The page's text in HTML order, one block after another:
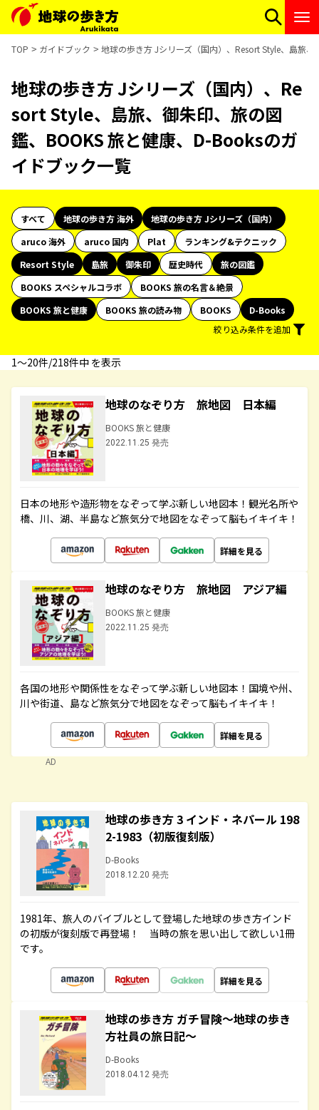
TOP ガイドブック 地球の歩き方 Jシリーズ（国内）、Resort Style、島旅
地球の歩き方 Jシリーズ（国内）、Re
sort Style、島旅、御朱印、旅の図
鑑、BOOKS 旅と健康、D-Booksのガ
イドブック一覧
すべて 地球の歩き方 海外
地球の歩き方 Jシリーズ（国内）
aruco 海外
aruco 国内 Plat
ランキング&テクニック
Resort Style
島旅 御朱印 歴史時代
旅の図鑑
BOOKS スペシャルコラボ
BOOKS 旅の名言＆絶景
BOOKS 旅と健康
BOOKS 旅の読み物 BOOKS
D-Books
絞り込み条件を追加
1〜20件/218件中 を表示
地球のなぞり方 旅地図 日本編
BOOKS 旅と健康
2022.11.25 発売
日本の地形や造形物をなぞって学ぶ新しい地図本！観光名所や
橋、川、湖、半島など旅気分で地図をなぞって脳もイキイキ！
詳細を見る
地球のなぞり方 旅地図 アジア編
BOOKS 旅と健康
2022.11.25 発売
各国の地形や関係性をなぞって学ぶ新しい地図本！国境や州、
川や街道、島など旅気分で地図をなぞって脳もイキイキ！
詳細を見る
AD
地球の歩き方 3 インド・ネパール 198
2-1983（初版復刻版）
D-Books
2018.12.20 発売
1981年、旅人のバイブルとして登場した地球の歩き方インド
の初版が復刻版で再登場！ 当時の旅を思い出して欲しい1冊
です。
詳細を見る
地球の歩き方 ガチ冒険～地球の歩き
方社員の旅日記～
D-Books
2018.04.12 発売